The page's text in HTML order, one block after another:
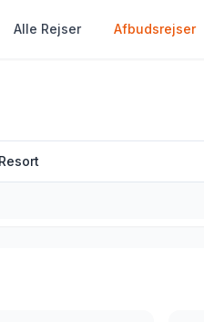
Alle Rejser Afbudsrejser